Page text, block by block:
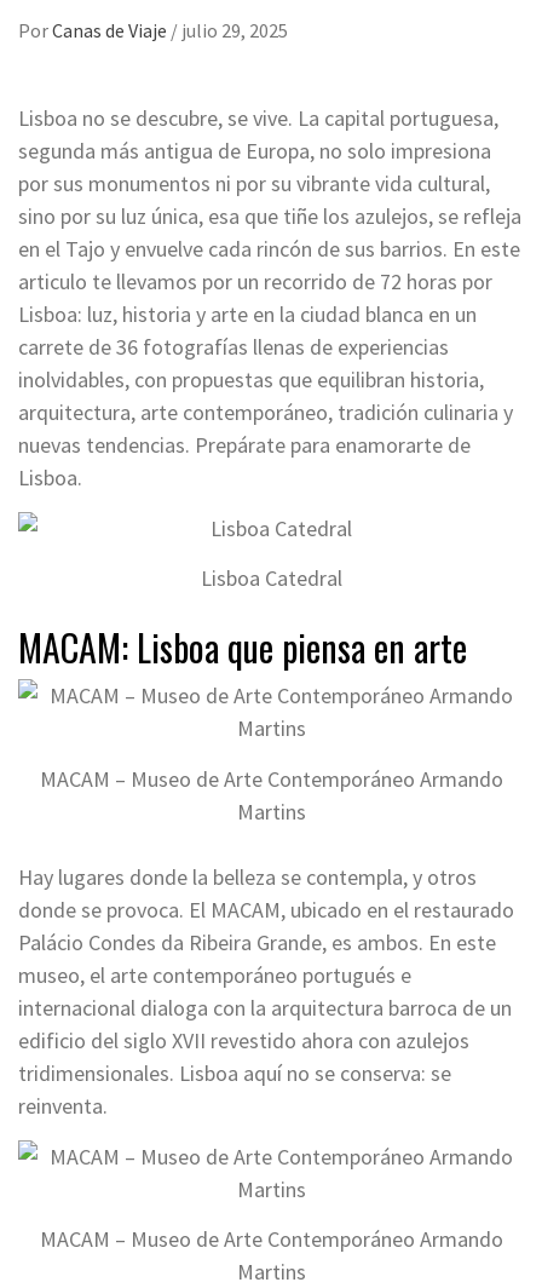
PorCanas de Viaje / julio 29, 2025
Lisboa no se descubre, se vive. La capital portuguesa,
segunda más antigua de Europa, no solo impresiona
por sus monumentos ni por su vibrante vida cultural,
sino por su luz única, esa que tiñe los azulejos, se refleja
en el Tajo y envuelve cada rincón de sus barrios. En este
articulo te llevamos por un recorrido de 72 horas por
Lisboa: luz, historia y arte en la ciudad blanca en un
carrete de 36 fotografías llenas de experiencias
inolvidables, con propuestas que equilibran historia,
arquitectura, arte contemporáneo, tradición culinaria y
nuevas tendencias. Prepárate para enamorarte de
Lisboa.
Lisboa Catedral
MACAM: Lisboa que piensa en arte
MACAM – Museo de Arte Contemporáneo Armando
Martins
Hay lugares donde la belleza se contempla, y otros
donde se provoca. El MACAM, ubicado en el restaurado
Palácio Condes da Ribeira Grande, es ambos. En este
museo, el arte contemporáneo portugués e
internacional dialoga con la arquitectura barroca de un
edificio del siglo XVII revestido ahora con azulejos
tridimensionales. Lisboa aquí no se conserva: se
reinventa.
MACAM – Museo de Arte Contemporáneo Armando
Martins